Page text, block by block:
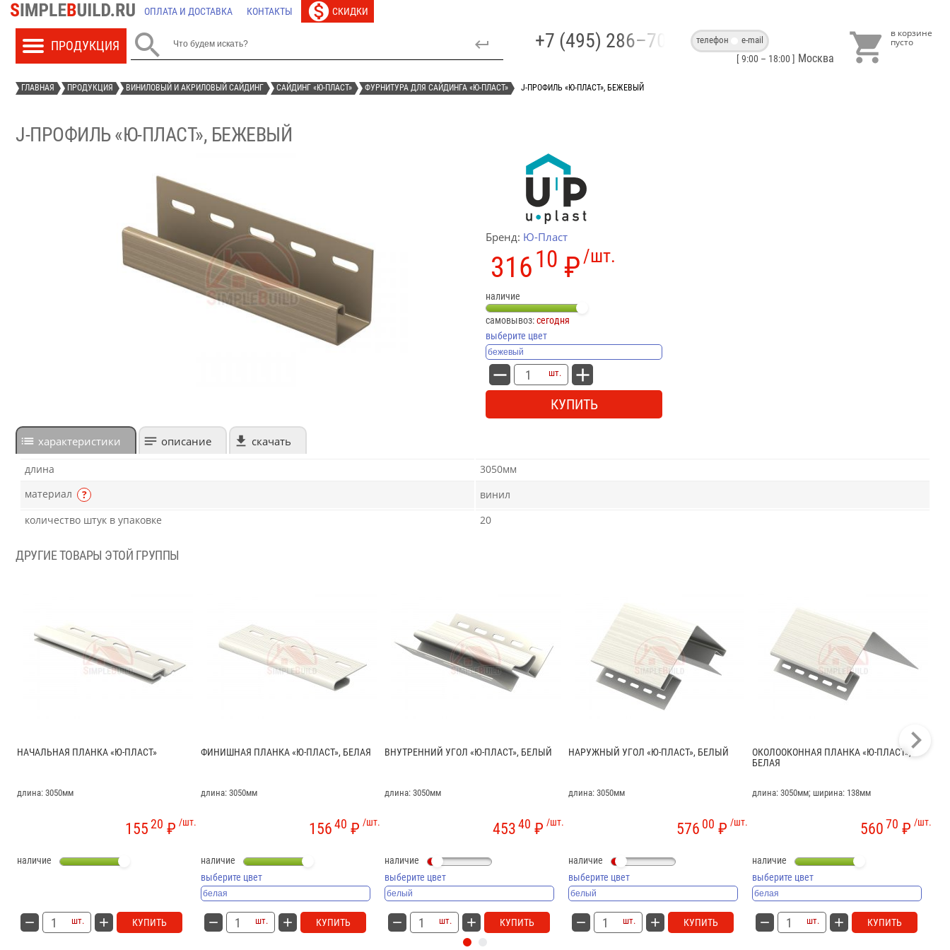
ОПЛАТА И ДОСТАВКА КОНТАКТЫ СКИДКИ
 +7 (495) 286–70–40телефон e-mail
[ 9:00 – 18:00 ] Москва 
ГЛАВНАЯ ПРОДУКЦИЯ ВИНИЛОВЫЙ И АКРИЛОВЫЙ САЙДИНГ САЙДИНГ «Ю-ПЛАСТ» ФУРНИТУРА ДЛЯ САЙДИНГА «Ю-ПЛАСТ» J-ПРОФИЛЬ «Ю-ПЛАСТ», БЕЖЕВЫЙ
J-ПРОФИЛЬ «Ю-ПЛАСТ», БЕЖЕВЫЙ
Бренд: Ю-Пласт
/шт.
31610 ₽
наличие
самовывоз:сегодня
выберите цвет
шт.
КУПИТЬ
характеристики описание скачать
длина
3050мм
материал
?
винил
количество штук в упаковке
20
ДРУГИЕ ТОВАРЫ ЭТОЙ ГРУППЫ
НАЧАЛЬНАЯ ПЛАНКА «Ю-ПЛАСТ»
длина: 3050мм
/шт.
15520 ₽
наличие
шт. КУПИТЬ
ФИНИШНАЯ ПЛАНКА «Ю-ПЛАСТ», БЕЛАЯ
длина: 3050мм
/шт.
15640 ₽
наличие
выберите цвет
шт. КУПИТЬ
ВНУТРЕННИЙ УГОЛ «Ю-ПЛАСТ», БЕЛЫЙ
длина: 3050мм
/шт.
45340 ₽
наличие
выберите цвет
шт. КУПИТЬ
НАРУЖНЫЙ УГОЛ «Ю-ПЛАСТ», БЕЛЫЙ
длина: 3050мм
/шт.
576 00 ₽
наличие
выберите цвет
шт. КУПИТЬ
ОКОЛООКОННАЯ ПЛАНКА «Ю-ПЛАСТ»,
БЕЛАЯ
длина: 3050мм; ширина: 138мм
/шт.
56070 ₽
наличие
выберите цвет
шт. КУПИТЬ